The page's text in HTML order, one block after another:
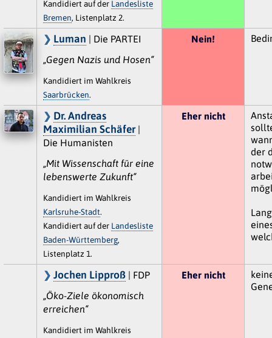
Kandidiert auf der Landesliste
Bremen, Listenplatz 2.
Luman | Die PARTEI
„Gegen Nazis und Hosen“
Kandidiert im Wahlkreis
Saarbrücken.
Nein!
Dr. Andreas
Maximilian Schäfer|
Die Humanisten
„Mit Wissenschaft für eine
lebenswerte Zukunft“
Kandidiert im Wahlkreis
Karlsruhe-Stadt.
Kandidiert auf der Landesliste
Baden-Württemberg,
Listenplatz 1.
Eher nicht
der
Jochen Lipproß| FDP
„Öko-Ziele ökonomisch
erreichen“
Kandidiert im Wahlkreis
Eher nicht